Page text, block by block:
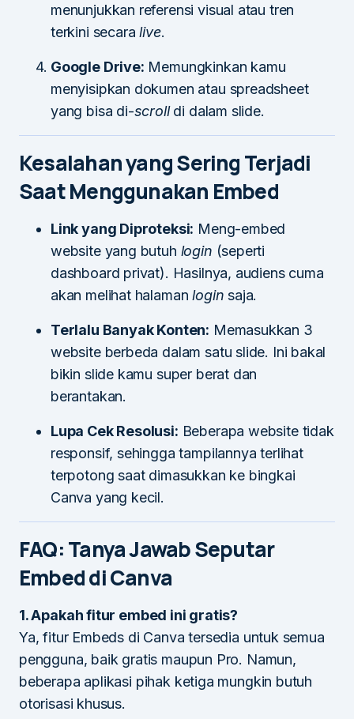
menunjukkan referensi visual atau tren
terkini secaralive.
Google Drive: Memungkinkan kamu
menyisipkan dokumen atau spreadsheet
yang bisa di-scrolldi dalam slide.
Kesalahan yang Sering Terjadi
Saat Menggunakan Embed
Link yang Diproteksi: Meng-embed
website yang butuh login (seperti
dashboard privat). Hasilnya, audiens cuma
akan melihat halamanlogin saja.
Terlalu Banyak Konten: Memasukkan 3
website berbeda dalam satu slide. Ini bakal
bikin slide kamu super berat dan
berantakan.
Lupa Cek Resolusi: Beberapa website tidak
responsif, sehingga tampilannya terlihat
terpotong saat dimasukkan ke bingkai
Canva yang kecil.
FAQ: Tanya Jawab Seputar
Embed di Canva
1. Apakah fitur embed ini gratis?
Ya, fitur Embeds di Canva tersedia untuk semua
pengguna, baik gratis maupun Pro. Namun,
beberapa aplikasi pihak ketiga mungkin butuh
otorisasi khusus.